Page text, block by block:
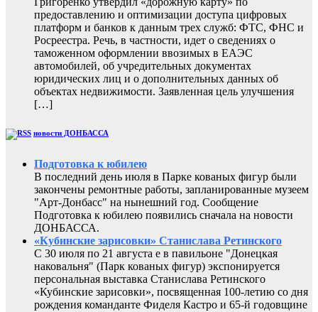
предоставлению и оптимизации доступа цифровых
платформ и банков к данным трех служб: ФТС, ФНС и
Росреестра. Речь, в частности, идет о сведениях о
таможенном оформлении ввозимых в ЕАЭС
автомобилей, об учредительных документах
юридических лиц и о дополнительных данных об
объектах недвижимости. Заявленная цель улучшения
[…]
новости ДОНБАССА
Подготовка к юбилею
В последний день июля в Парке кованых фигур были
закончены ремонтные работы, запланированные музеем
"Арт-Донбасс" на нынешний год. Сообщение
Подготовка к юбилею появились сначала на новости
ДОНБАССА.
«Кубинские зарисовки» Станислава Ретинского
С 30 июля по 21 августа е в павильоне "Донецкая
наковальня" (Парк кованых фигур) экспонируется
персональная выставка Станислава Ретинского
«Кубинские зарисовки», посвященная 100-летию со дня
рождения команданте Фиделя Кастро и 65-й годовщине